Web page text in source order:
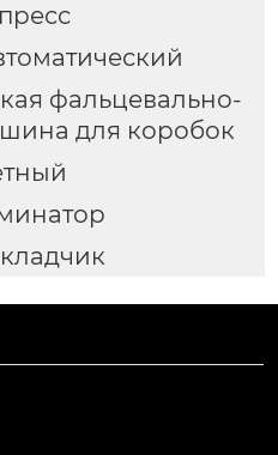
фальцевально-
для коробок